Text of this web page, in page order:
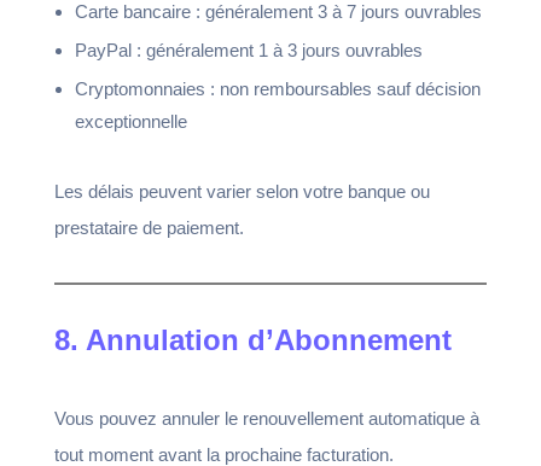
Carte bancaire : généralement 3 à 7 jours ouvrables
PayPal : généralement 1 à 3 jours ouvrables
Cryptomonnaies : non remboursables sauf décision
exceptionnelle
Les délais peuvent varier selon votre banque ou
prestataire de paiement.
8. Annulation d’Abonnement
Vous pouvez annuler le renouvellement automatique à
tout moment avant la prochaine facturation.